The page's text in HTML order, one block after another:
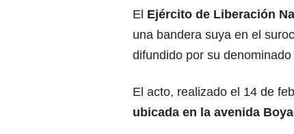
El Ejército de Liberación
una bandera suya en el
difundido por su denominado
El acto, realizado el 14 de
ubicada en la avenida